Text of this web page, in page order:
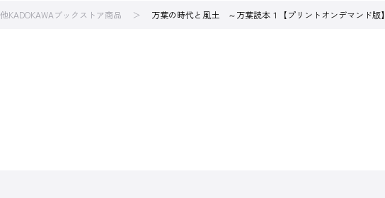
KADOKAWAブックストア商品 万葉の時代と風土 ～万葉読本１【プリントオンデマンド版